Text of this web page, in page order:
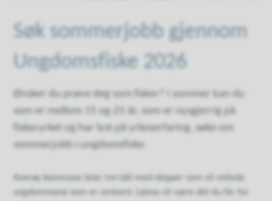
Søk sommerjobb gjennom
Ungdomsfiske 2026
Ønsker du prøve deg som fisker? I sommer kan du
som er mellom 15 og 25 år, som er nysgjerrig på
fiskeryrket og har lyst på yrkeserfaring, søke om
sommerjobb i ungdomsfiske.
Averøy kommune leier inn båt med skipper som vil veilede
ungdommene som er ombord. Lønna vil være det du får for